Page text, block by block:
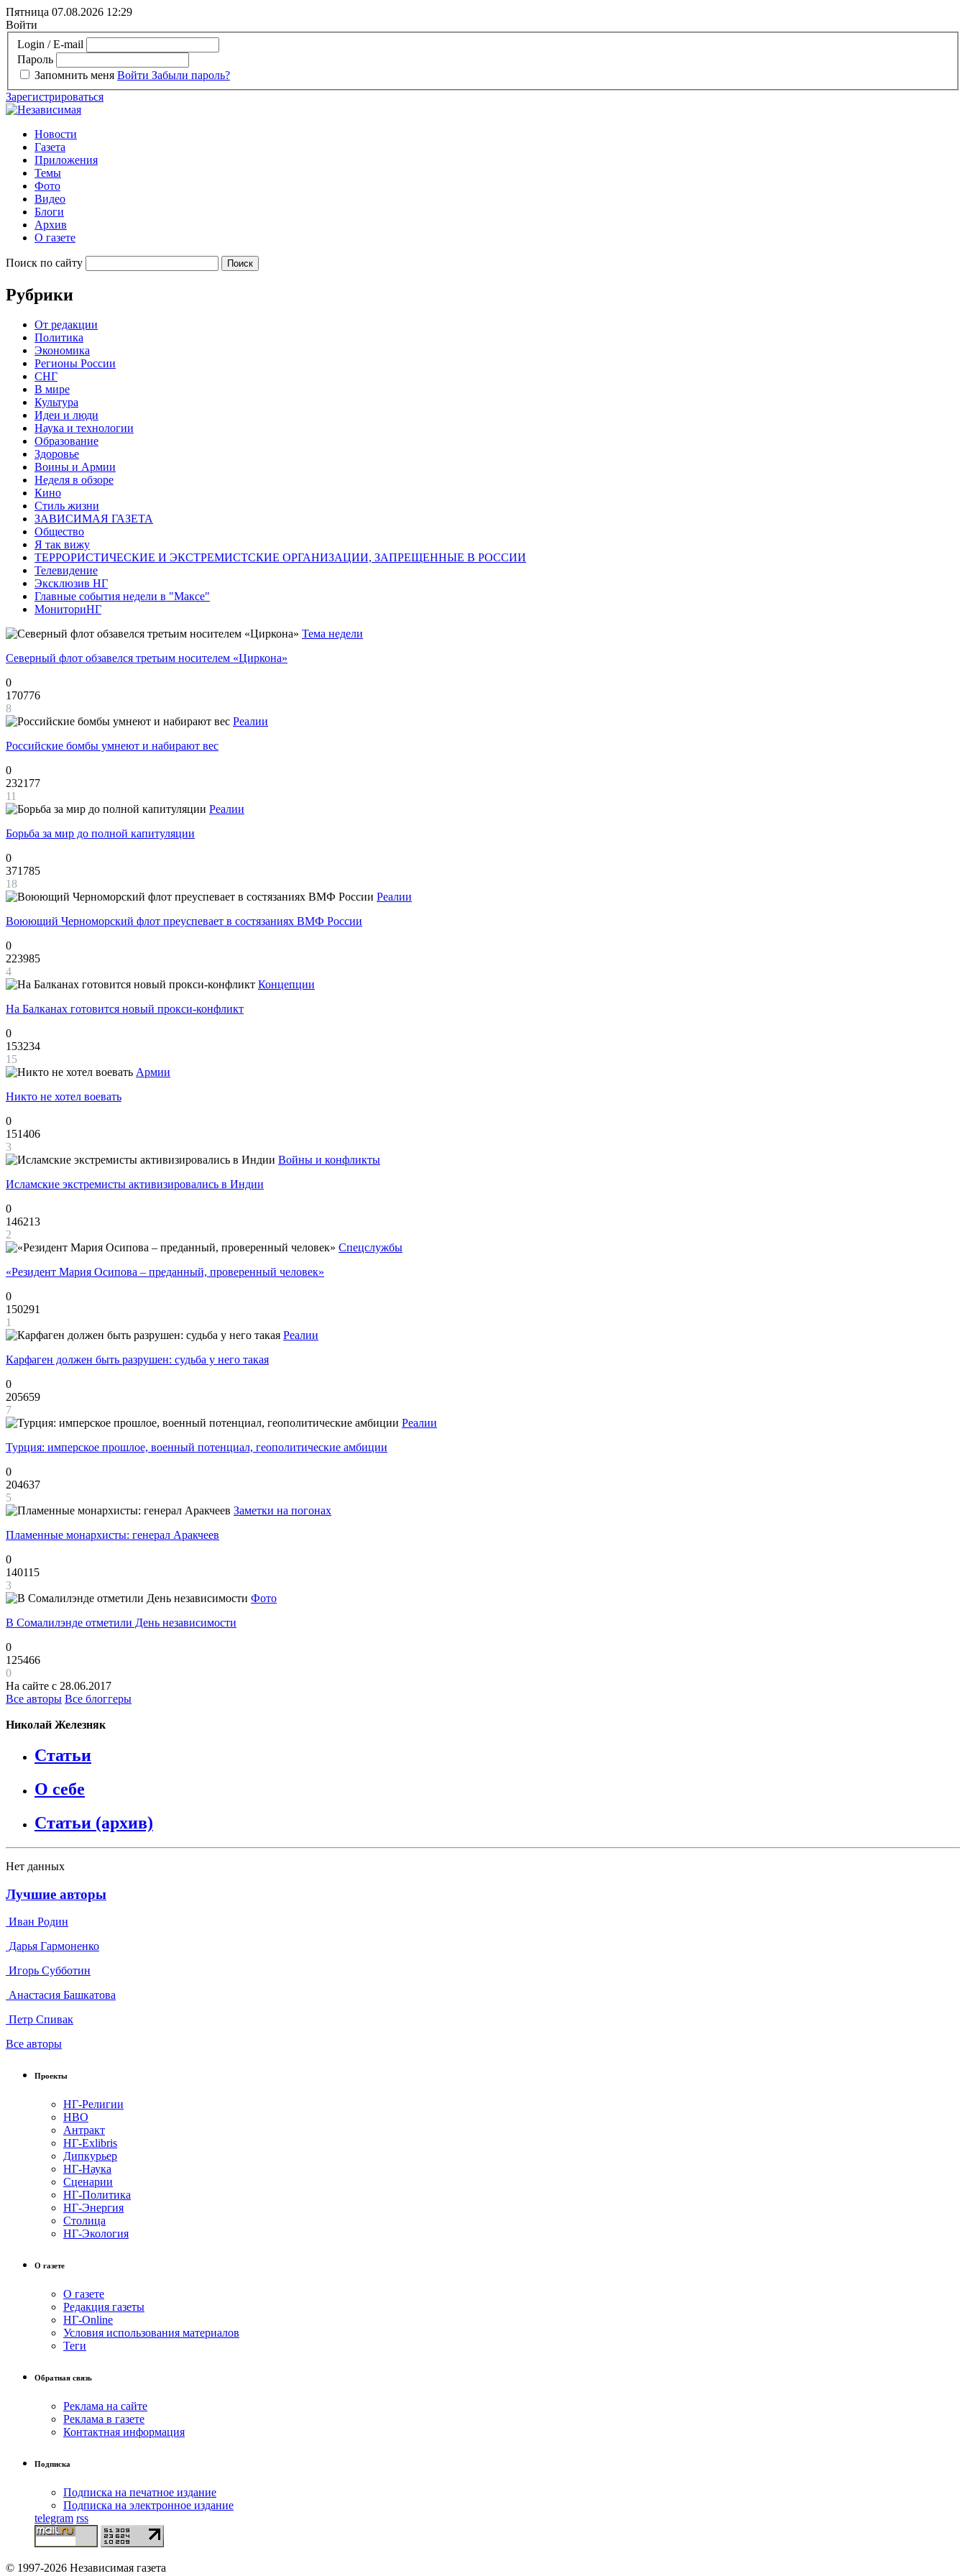
Пятница 07.08.2026 12:29
Войти
Login / E-mail
Пароль
Запомнить меня Войти Забыли пароль?
Зарегистрироваться
Новости
Газета
Приложения
Темы
Фото
Видео
Блоги
Архив
О газете
Поиск по сайту
Рубрики
От редакции
Политика
Экономика
Регионы России
СНГ
В мире
Культура
Идеи и люди
Наука и технологии
Образование
Здоровье
Воины и Армии
Неделя в обзоре
Кино
Стиль жизни
ЗАВИСИМАЯ ГАЗЕТА
Общество
Я так вижу
ТЕРРОРИСТИЧЕСКИЕ И ЭКСТРЕМИСТСКИЕ ОРГАНИЗАЦИИ, ЗАПРЕЩЕННЫЕ В РОССИИ
Телевидение
Эксклюзив НГ
Главные события недели в "Максе"
МониториНГ
Тема недели
Северный флот обзавелся третьим носителем «Циркона»
0
170776
8
Реалии
Российские бомбы умнеют и набирают вес
0
232177
11
Реалии
Борьба за мир до полной капитуляции
0
371785
18
Реалии
Воюющий Черноморский флот преуспевает в состязаниях ВМФ России
0
223985
4
Концепции
На Балканах готовится новый прокси-конфликт
0
153234
15
Армии
Никто не хотел воевать
0
151406
3
Войны и конфликты
Исламские экстремисты активизировались в Индии
0
146213
2
Спецслужбы
«Резидент Мария Осипова – преданный, проверенный человек»
0
150291
1
Реалии
Карфаген должен быть разрушен: судьба у него такая
0
205659
7
Реалии
Турция: имперское прошлое, военный потенциал, геополитические амбиции
0
204637
5
Заметки на погонах
Пламенные монархисты: генерал Аракчеев
0
140115
3
Фото
В Сомалилэнде отметили День независимости
0
125466
0
На сайте с 28.06.2017
Все авторы Все блоггеры
Николай Железняк
Статьи
О себе
Статьи (архив)
Нет данных
Лучшие авторы
Иван Родин
Дарья Гармоненко
Игорь Субботин
Анастасия Башкатова
Петр Спивак
Все авторы
Проекты
НГ-Религии
НВО
Антракт
НГ-Exlibris
Дипкурьер
НГ-Наука
Сценарии
НГ-Политика
НГ-Энергия
Столица
НГ-Экология
О газете
О газете
Редакция газеты
НГ-Online
Условия использования материалов
Теги
Обратная связь
Реклама на сайте
Реклама в газете
Контактная информация
Подписка
Подписка на печатное издание
Подписка на электронное издание
telegram rss
© 1997-2026 Независимая газета